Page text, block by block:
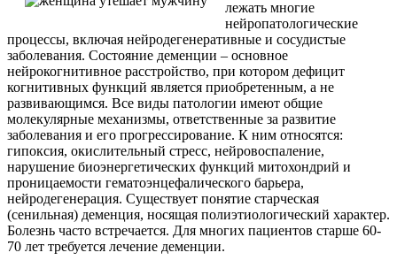
лежать многие
нейропатологические
процессы, включая нейродегенеративные и сосудистые
заболевания. Состояние деменции – основное
нейрокогнитивное расстройство, при котором дефицит
когнитивных функций является приобретенным, а не
развивающимся. Все виды патологии имеют общие
молекулярные механизмы, ответственные за развитие
заболевания и его прогрессирование. К ним относятся:
гипоксия, окислительный стресс, нейровоспаление,
нарушение биоэнергетических функций митохондрий и
проницаемости гематоэнцефалического барьера,
нейродегенерация. Существует понятие старческая
(сенильная) деменция, носящая полиэтиологический характер.
Болезнь часто встречается. Для многих пациентов старше 60-
70 лет требуется лечение деменции.